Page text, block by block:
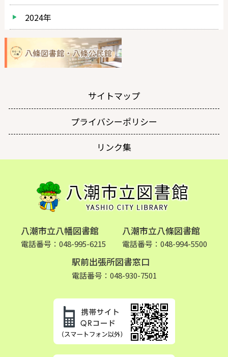
2024年
サイトマップ
プライバシーポリシー
リンク集
八潮市立八幡図書館
電話番号：048-995-6215
八潮市立八條図書館
電話番号：048-994-5500
駅前出張所図書窓口
電話番号：048-930-7501